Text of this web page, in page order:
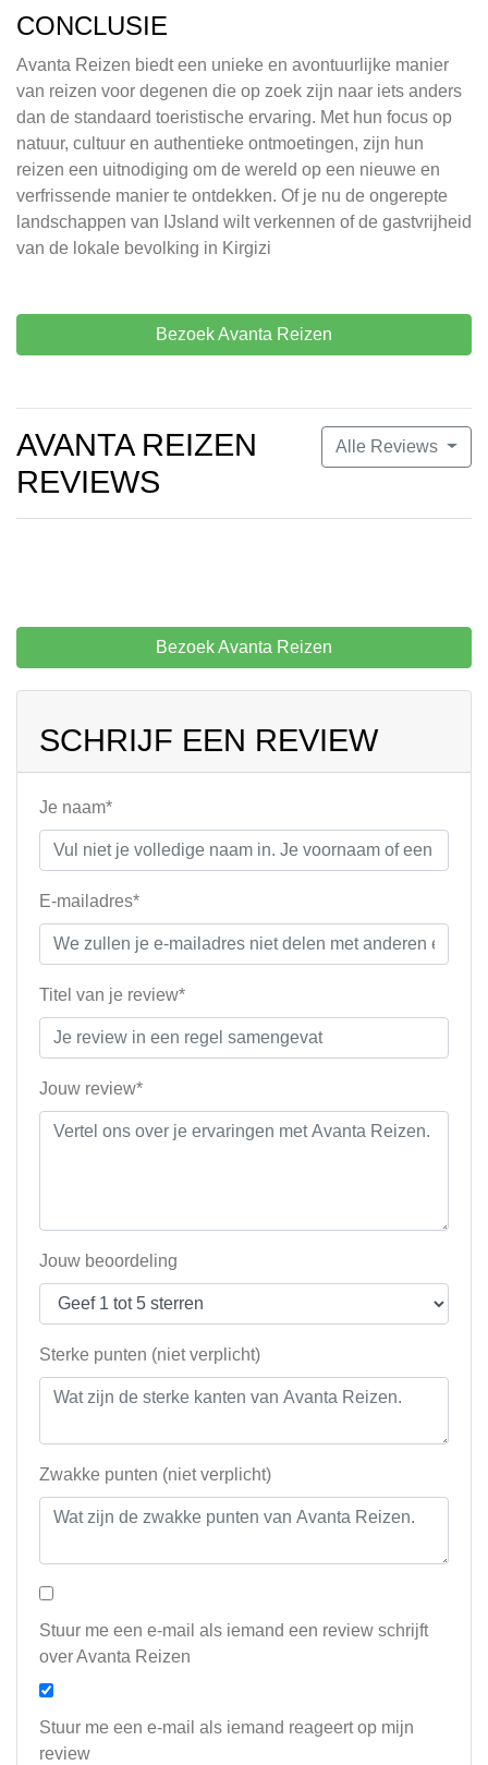
CONCLUSIE
Avanta Reizen biedt een unieke en avontuurlijke manier
van reizen voor degenen die op zoek zijn naar iets anders
dan de standaard toeristische ervaring. Met hun focus op
natuur, cultuur en authentieke ontmoetingen, zijn hun
reizen een uitnodiging om de wereld op een nieuwe en
verfrissende manier te ontdekken. Of je nu de ongerepte
landschappen van IJsland wilt verkennen of de gastvrijheid
van de lokale bevolking in Kirgizi
Bezoek Avanta Reizen
Alle Reviews
AVANTA REIZEN
REVIEWS
Bezoek Avanta Reizen
SCHRIJF EEN REVIEW
Je naam*
E-mailadres*
Titel van je review*
Jouw review*
Jouw beoordeling
Sterke punten (niet verplicht)
Zwakke punten (niet verplicht)
Stuur me een e-mail als iemand een review schrijft
over Avanta Reizen
Stuur me een e-mail als iemand reageert op mijn
review